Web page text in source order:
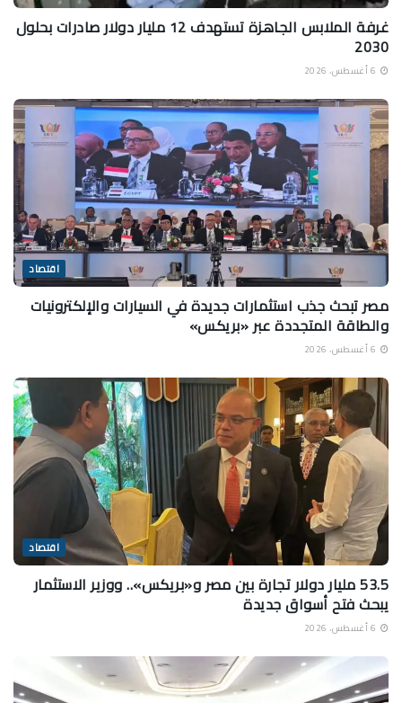
غرفة الملابس الجاهزة تستهدف 12 مليار دولار صادرات بحلول
2030
اقتصاد
مصر تبحث جذب استثمارات جديدة في السيارات والإلكترونيات
والطاقة المتجددة عبر «بريكس»
اقتصاد
53.5 مليار دولار تجارة بين مصر و«بريكس».. ووزير الاستثمار
يبحث فتح أسواق جديدة